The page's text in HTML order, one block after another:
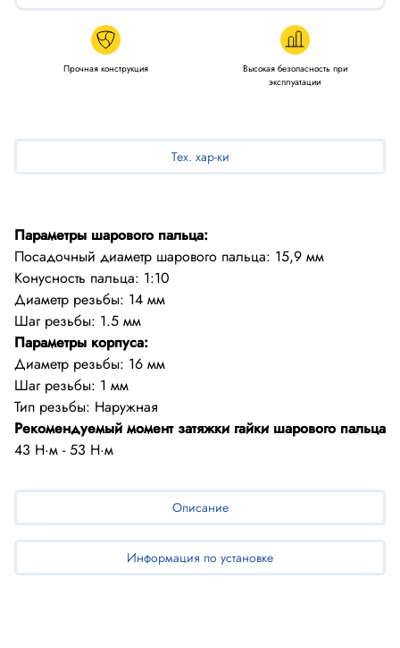
Прочная конструкция
Высокая безопасность при
эксплуатации
Тех. хар-ки
Параметры шарового пальца:
Посадочный диаметр шарового пальца: 15,9 мм
Конусность пальца: 1:10
Диаметр резьбы: 14 мм
Параметры корпуса:
Диаметр резьбы: 16 мм
Шаг резьбы: 1 мм
Рекомендуемый момент затяжки гайки шарового пальца
Описание
Информация по установке